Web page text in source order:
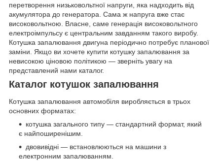
перетворення низьковольтної напруги, яка надходить від
акумулятора до генератора. Сама ж напруга вже стає
високовольтною. Власне, саме генерація високовольтного
електроімпульсу є центральним завданням такого виробу.
Котушка запалювання двигуна періодично потребує планової
заміни. Якщо ви хочете купити котушку запалювання за
невисокою ціновою політикою — зверніть увагу на
представлений нами каталог.
Каталог котушок запалювання
Котушка запалювання автомобіля виробляється в трьох
основних форматах:
котушка загального типу — стандартний формат, який
є найпоширенішим.
двовивідні — встановлюються на машини з
електронним запалюванням.